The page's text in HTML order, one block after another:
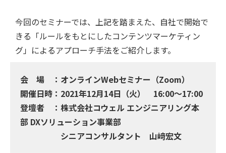
今回のセミナーでは、上記を踏まえた、自社で開始で
きる「ルールをもとにしたコンテンツマーケティン
グ」によるアプローチ手法をご紹介します。
会 場 ：オンラインWebセミナー（Zoom）
開催日時：2021年12月14日（火） 16:00〜17:00
登壇者 ：株式会社コウェル エンジニアリング本
部 DXソリューション事業部
シニアコンサルタント 山﨑宏文